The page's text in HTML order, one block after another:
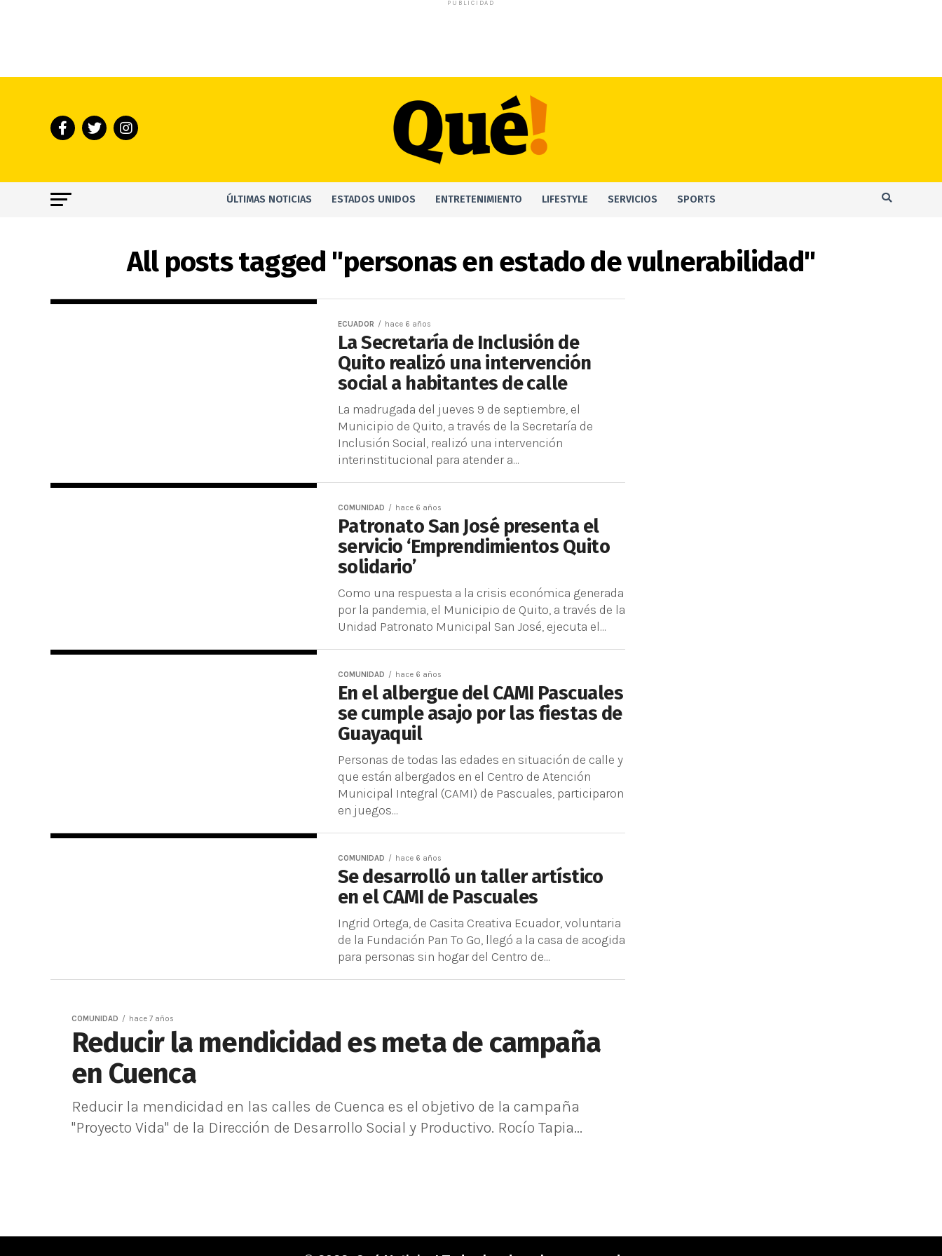
PUBLICIDAD
ÚLTIMAS NOTICIAS ESTADOS UNIDOS ENTRETENIMIENTO LIFESTYLE SERVICIOS SPORTS
All posts tagged "personas en estado de vulnerabilidad"
ECUADOR hace 6 años
La Secretaría de Inclusión de
Quito realizó una intervención
social a habitantes de calle
La madrugada del jueves 9 de septiembre, el
Municipio de Quito, a través de la Secretaría de
Inclusión Social, realizó una intervención
interinstitucional para atender a...
COMUNIDAD hace 6 años
Patronato San José presenta el
servicio ‘Emprendimientos Quito
solidario’
Como una respuesta a la crisis económica generada
por la pandemia, el Municipio de Quito, a través de la
Unidad Patronato Municipal San José, ejecuta el...
COMUNIDAD hace 6 años
En el albergue del CAMI Pascuales
se cumple asajo por las fiestas de
Guayaquil
Personas de todas las edades en situación de calle y
que están albergados en el Centro de Atención
Municipal Integral (CAMI) de Pascuales, participaron
en juegos...
COMUNIDAD hace 6 años
Se desarrolló un taller artístico
en el CAMI de Pascuales
Ingrid Ortega, de Casita Creativa Ecuador, voluntaria
de la Fundación Pan To Go, llegó a la casa de acogida
para personas sin hogar del Centro de...
COMUNIDAD hace 7 años
Reducir la mendicidad es meta de campaña
en Cuenca
Reducir la mendicidad en las calles de Cuenca es el objetivo de la campaña
"Proyecto Vida" de la Dirección de Desarrollo Social y Productivo. Rocío Tapia...